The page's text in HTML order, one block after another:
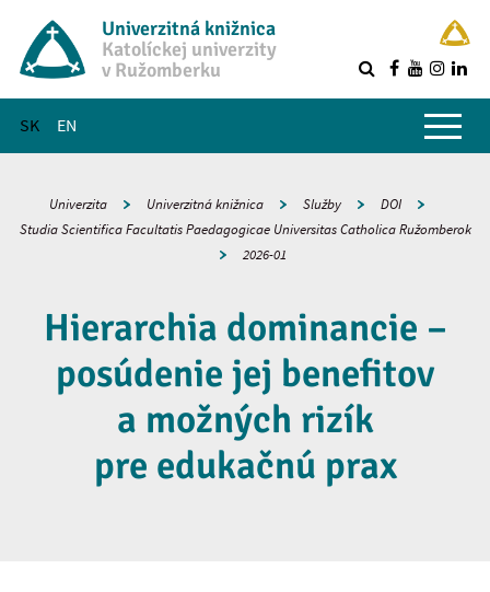
Univerzitná knižnica
Katolíckej univerzity
v Ružomberku
SK EN
Hlavné menu
Univerzita Univerzitná knižnica Služby
DOI
Studia Scientifica Facultatis Paedagogicae Universitas Catholica Ružomberok
2026-01
Hierarchia dominancie –
posúdenie jej benefitov
a možných rizík
pre edukačnú prax